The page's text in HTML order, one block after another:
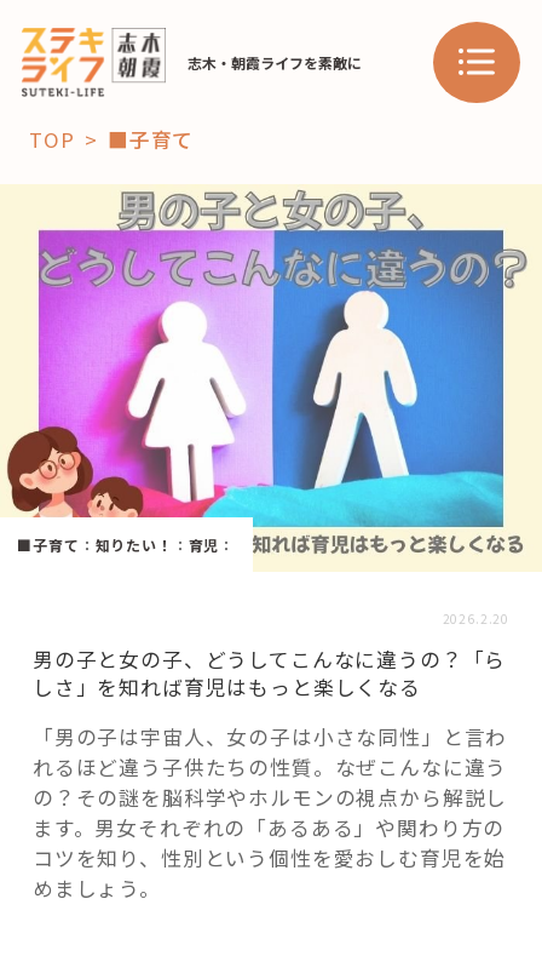
志木・朝霞ライフを素敵に
「コト」
子育て
暮らし
おすすめ
スポット 学び・教育
「場」
HAREL HAREL
活用事例
「モノ」
リノベ事例
「ひと」
協賛・協力店
TOP ■子育て
■子育て ： 知りたい！ ： 育児 ：
2026.2.20
男の子と女の子、どうしてこんなに違うの？「ら
しさ」を知れば育児はもっと楽しくなる
「男の子は宇宙人、女の子は小さな同性」と言わ
れるほど違う子供たちの性質。なぜこんなに違う
の？その謎を脳科学やホルモンの視点から解説し
ます。男女それぞれの「あるある」や関わり方の
コツを知り、性別という個性を愛おしむ育児を始
めましょう。